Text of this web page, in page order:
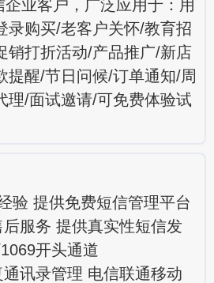
业客户，广泛应用于：用
录购买/老客户关怀/教育招
销打折活动/产品推广/新店
提醒/节日问候/订单通知/周
理/面试邀请/可免费体验试
验 提供免费短信管理平台
服务 提供真实性短信发
开头通道
讯录管理 电信联通移动